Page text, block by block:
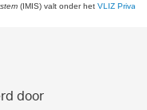
(IMIS) valt onder het VLIZ Privacy
door